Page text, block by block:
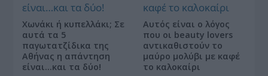
Χωνάκι ή κυπελλάκι; Σε
αυτά τα 5
παγωτατζίδικα της
Αθήνας η απάντηση
είναι…και τα δύο!
Αυτός είναι ο λόγος
που οι beauty lovers
αντικαθιστούν το
μαύρο μολύβι με καφέ
το καλοκαίρι